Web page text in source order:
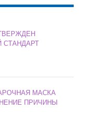
МАСКА
ПРИЧИНЫ